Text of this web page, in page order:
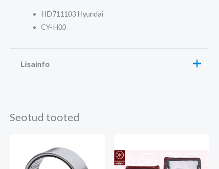
HD711103Hyundai
CY-H00
Lisainfo
Mõõtmed
Seotud tooted